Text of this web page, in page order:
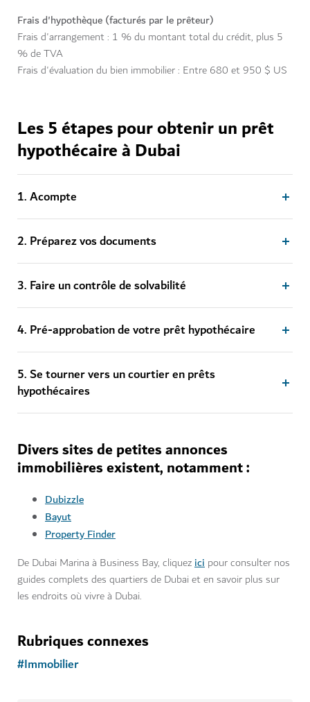
Frais d'hypothèque (facturés par le prêteur)
Frais d'arrangement : 1 % du montant total du crédit, plus 5
% de TVA
Frais d'évaluation du bien immobilier : Entre 680 et 950 $ US
Les 5 étapes pour obtenir un prêt
hypothécaire à Dubai
1. Acompte
2. Préparez vos documents
3. Faire un contrôle de solvabilité
4. Pré-approbation de votre prêt hypothécaire
5. Se tourner vers un courtier en prêts
hypothécaires
Divers sites de petites annonces
immobilières existent, notamment :
Dubizzle
Bayut
Property Finder
De Dubai Marina à Business Bay, cliquezici pour consulter nos
guides complets des quartiers de Dubai et en savoir plus sur
les endroits où vivre à Dubai.
Rubriques connexes
#Immobilier